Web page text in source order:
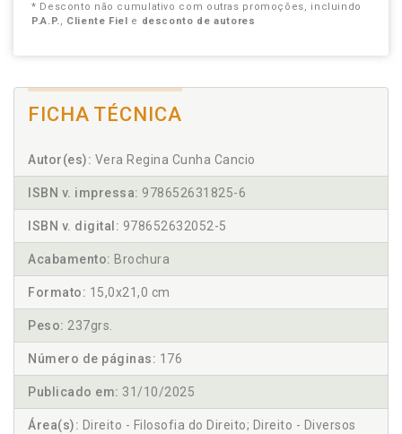
* Desconto não cumulativo com outras promoções, incluindo
P.A.P., Cliente Fiel e desconto de autores
FICHA TÉCNICA
Autor(es): Vera Regina Cunha Cancio
ISBN v. impressa: 978652631825-6
ISBN v. digital: 978652632052-5
Acabamento: Brochura
Formato: 15,0x21,0 cm
Peso: 237grs.
Número de páginas: 176
Publicado em: 31/10/2025
Área(s): Direito - Filosofia do Direito; Direito - Diversos